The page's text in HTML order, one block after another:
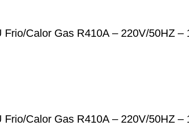
Calor Gas R410A – 220V/50HZ –
Calor Gas R410A – 220V/50HZ –